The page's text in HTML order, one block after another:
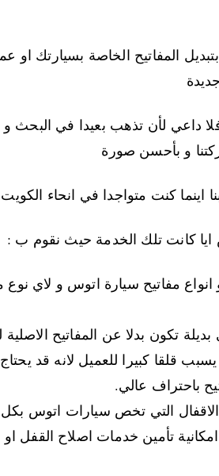
بتبديل المفاتيح الخاصة بسيارتك
داعي لأن تذهب بعيدا في
و بأحسن صورة
اينما كنت متواجدا في انحاء
كانت تلك الخدمة حيث نقوم ب :
مفاتيح سيارة اتوس و لاي نوع
تكون بدلا عن المفاتيح الاصلية
قلقا كبيرا للعميل لانه قد
باحتراف عالي.
التي تخص سيارات اتوس
تأمين خدمات اصلاح القفل